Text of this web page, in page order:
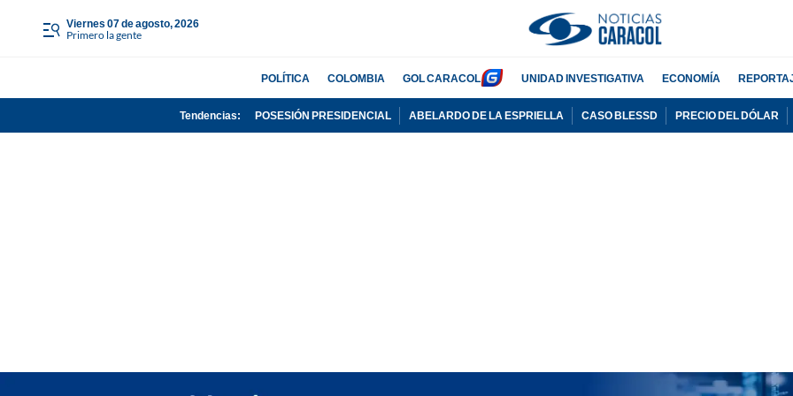
viernes 07 de agosto, 2026
Primero la gente
POLÍTICA COLOMBIA GOL CARACOL UNIDAD INVESTIGATIVA ECONOMÍA
Tendencias: POSESIÓN PRESIDENCIAL ABELARDO DE LA ESPRIELLA CASO BLESSD PRECIO DEL DÓLAR